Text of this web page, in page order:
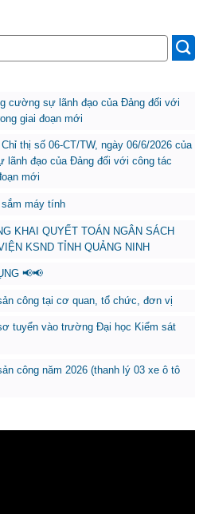
cường sự lãnh đạo của Đảng đối với
giai đoạn mới
thị số 06-CT/TW, ngày 06/6/2026 của
lãnh đạo của Đảng đối với công tác
mới
sắm máy tính
KHAI QUYẾT TOÁN NGÂN SÁCH
KSND TỈNH QUẢNG NINH
📢📢
công tại cơ quan, tổ chức, đơn vị
tuyển vào trường Đại học Kiểm sát
công năm 2026 (thanh lý 03 xe ô tô